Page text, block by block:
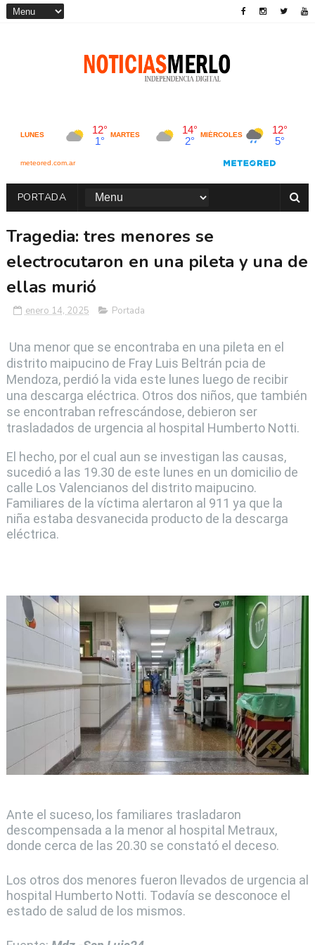
PORTADA
Tragedia: tres menores se
electrocutaron en una pileta y una de
ellas murió
enero 14, 2025 Portada
Una menor que se encontraba en una pileta en el
distrito maipucino de Fray Luis Beltrán pcia de
Mendoza, perdió la vida este lunes luego de recibir
una descarga eléctrica. Otros dos niños, que también
se encontraban refrescándose, debieron ser
trasladados de urgencia al hospital Humberto Notti.
El hecho, por el cual aun se investigan las causas,
sucedió a las 19.30 de este lunes en un domicilio de
calle Los Valencianos del distrito maipucino.
Familiares de la víctima alertaron al 911 ya que la
niña estaba desvanecida producto de la descarga
eléctrica.
Ante el suceso, los familiares trasladaron
descompensada a la menor al hospital Metraux,
donde cerca de las 20.30 se constató el deceso.
Los otros dos menores fueron llevados de urgencia al
hospital Humberto Notti. Todavía se desconoce el
estado de salud de los mismos.